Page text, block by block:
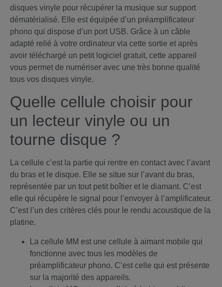
disques vinyle pour récupérer la musique sur support
dématérialisé. Elle est équipée d’un préamplificateur
phono qui dispose d’un port USB. Grâce à un câble
adapté relié à votre ordinateur via cette sortie et après
avoir téléchargé un petit logiciel gratuit, cette appareil
vous permet de numériser avec une très bonne qualité
tous vos disques vinyle.
Quelle cellule choisir pour
un lecteur vinyle ou un
tourne disque ?
La cellule c’est la partie qui rentre en contact avec l’avant
du bras et le disque. Elle se situe sur l’avant du bras,
représentée par un tout petit boîtier et le diamant. C’est
elle qui récupère le signal pour l’envoyer à l’amplificateur.
C’est l’un des critères clés pour le rendu acoustique de la
platine.
La cellule MM est une cellule à aimant mobile qui
fonctionne avec tous les modèles de
préamplificateur phono. C’est celle qui est présente
sur la majorité des appareils.